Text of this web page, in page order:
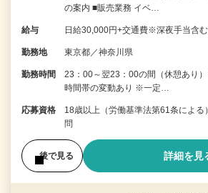
の案内 ■販売業務 イベ…
給与 日給30,000円+交通費※深夜手当含む
勤務地 東京都／神奈川県
勤務時間
23：00～翌23：00の間（休憩あり
時間帯の変動あり ※一定…
応募資格
18歳以上（労働基準法第61条による
問
後で見る 詳細を見